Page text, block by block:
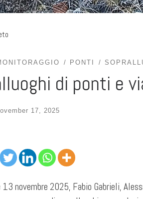
PONTI
di ponti e
17, 2025
novembre 2025, Fabio Gabrieli,